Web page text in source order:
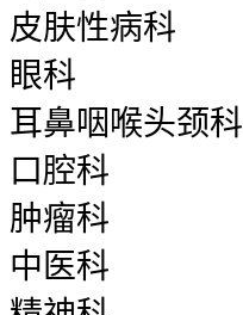
皮肤性病科
眼科
耳鼻咽喉头颈科
口腔科
肿瘤科
中医科